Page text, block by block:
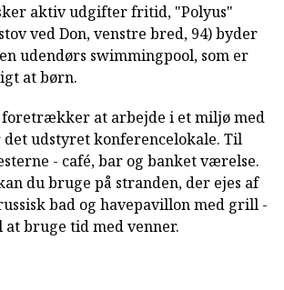
aktiv udgifter fritid, "Polyus"
ved Don, venstre bred, 94) byder
udendørs swimmingpool, som er
at børn.
foretrækker at arbejde i et miljø med
det udstyret konferencelokale. Til
- café, bar og banket værelse.
du bruge på stranden, der ejes af
bad og havepavillon med grill -
bruge tid med venner.